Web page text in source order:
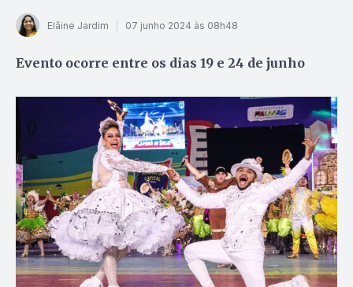
Elâine Jardim 07 junho 2024 às 08h48
Evento ocorre entre os dias 19 e 24 de junho